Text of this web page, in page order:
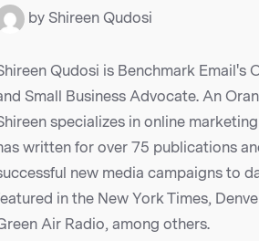
by Shireen Qudosi
Qudosi is Benchmark Email's
Small Business Advocate. An
specializes in online
written for over 75 publications
new media campaigns to
in the New York Times,
Air Radio, among others.